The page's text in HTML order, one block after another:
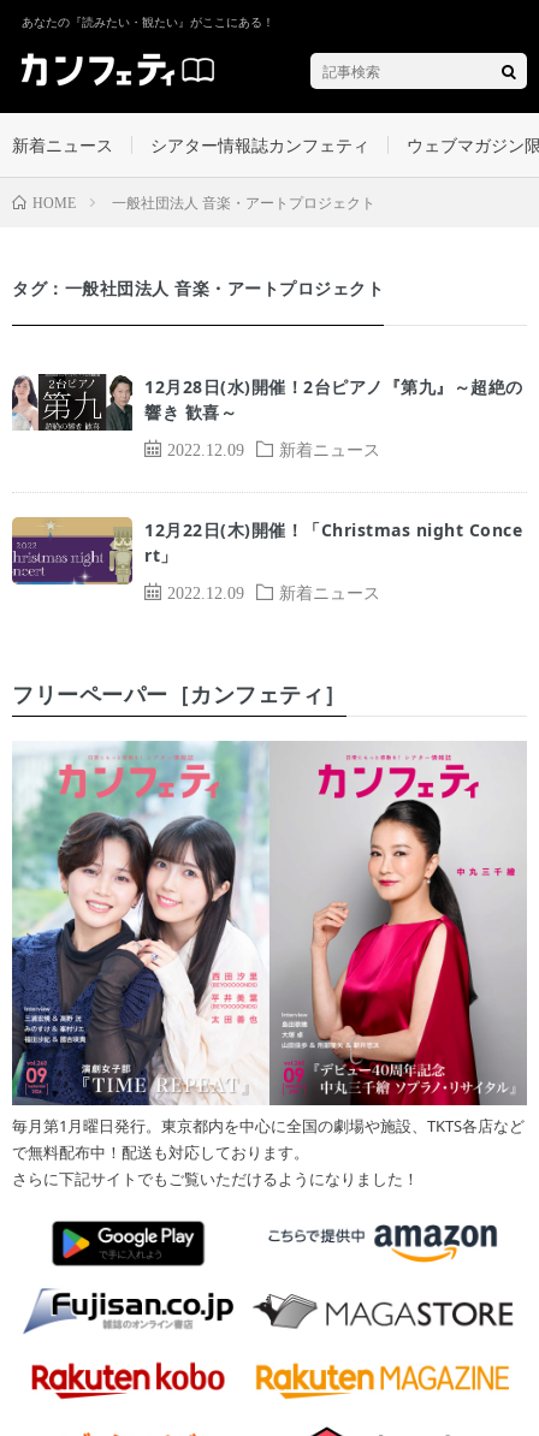
あなたの『読みたい・観たい』がここにある！
新着ニュース シアター情報誌カンフェティ ウェブマガジン
HOME 一般社団法人 音楽・アートプロジェクト
タグ：一般社団法人 音楽・アートプロジェクト
2022.12.09 新着ニュース
12月28日(水)開催！2台ピアノ『第九』～超絶の
響き 歓喜～
2022.12.09 新着ニュース
12月22日(木)開催！「Christmas night Conce
rt」
フリーペーパー［カンフェティ］
毎月第1月曜日発行。東京都内を中心に全国の劇場や施設、TKTS各店など
で無料配布中！配送も対応しております。
さらに下記サイトでもご覧いただけるようになりました！